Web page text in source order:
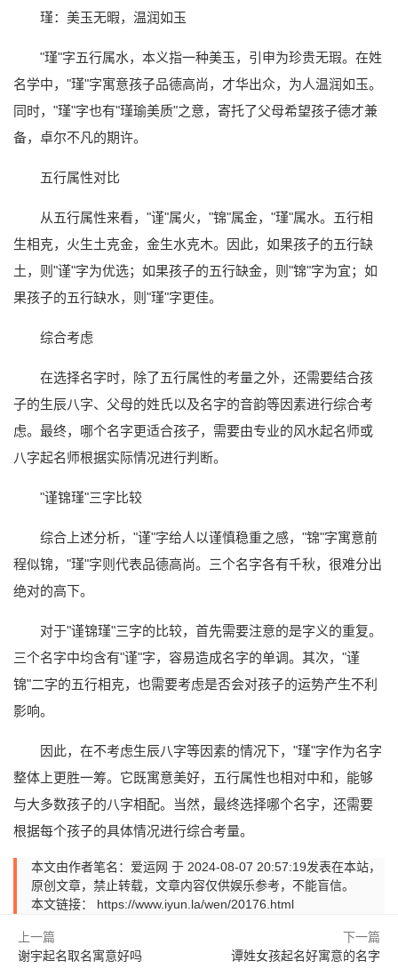
瑾：美玉无暇，温润如玉
"瑾"字五行属水，本义指一种美玉，引申为珍贵无瑕。在姓
名学中，"瑾"字寓意孩子品德高尚，才华出众，为人温润如玉。
同时，"瑾"字也有"瑾瑜美质"之意，寄托了父母希望孩子德才兼
备，卓尔不凡的期许。
五行属性对比
从五行属性来看，"谨"属火，"锦"属金，"瑾"属水。五行相
生相克，火生土克金，金生水克木。因此，如果孩子的五行缺
土，则"谨"字为优选；如果孩子的五行缺金，则"锦"字为宜；如
果孩子的五行缺水，则"瑾"字更佳。
综合考虑
在选择名字时，除了五行属性的考量之外，还需要结合孩
子的生辰八字、父母的姓氏以及名字的音韵等因素进行综合考
虑。最终，哪个名字更适合孩子，需要由专业的风水起名师或
八字起名师根据实际情况进行判断。
"谨锦瑾"三字比较
综合上述分析，"谨"字给人以谨慎稳重之感，"锦"字寓意前
程似锦，"瑾"字则代表品德高尚。三个名字各有千秋，很难分出
绝对的高下。
对于"谨锦瑾"三字的比较，首先需要注意的是字义的重复。
三个名字中均含有"谨"字，容易造成名字的单调。其次，"谨
锦"二字的五行相克，也需要考虑是否会对孩子的运势产生不利
影响。
因此，在不考虑生辰八字等因素的情况下，"瑾"字作为名字
整体上更胜一筹。它既寓意美好，五行属性也相对中和，能够
与大多数孩子的八字相配。当然，最终选择哪个名字，还需要
根据每个孩子的具体情况进行综合考量。
本文由作者笔名：爱运网 于 2024-08-07 20:57:19发表在本站，
原创文章，禁止转载，文章内容仅供娱乐参考，不能盲信。
本文链接： https://www.iyun.la/wen/20176.html
上一篇
谢宇起名取名寓意好吗
下一篇
谭姓女孩起名好寓意的名字